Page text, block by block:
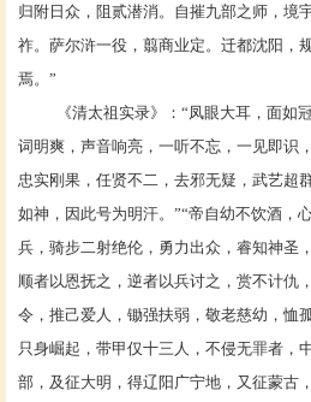
归附日众，阻贰潜消。自摧九部之师，境
祚。萨尔浒一役，翦商业定。迁都沈阳，
焉。”
《清太祖实录》： “凤眼大耳，面如
词明爽，声音响亮，一听不忘，一见即识
忠实刚果，任贤不二，去邪无疑，武艺超
如神，因此号为明汗。”“帝自幼不饮酒，
兵，骑步二射绝伦，勇力出众，睿知神圣
顺者以恩抚之，逆者以兵讨之，赏不计仇
令，推己爱人，锄强扶弱，敬老慈幼，恤
只身崛起，带甲仅十三人，不侵无罪者，
部，及征大明，得辽阳广宁地，又征蒙古